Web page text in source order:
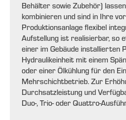
Behälter sowie Zubehör)
kombinieren und sind in Ihre
Produktionsanlage flexibel
Aufstellung ist realisierbar, so
einer im Gebäude installierten
Hydraulikeinheit mit einem
oder einer Ölkühlung für den
Mehrschichtbetrieb. Zur
Durchsatzleistung und
Duo-, Trio- oder Quattro-